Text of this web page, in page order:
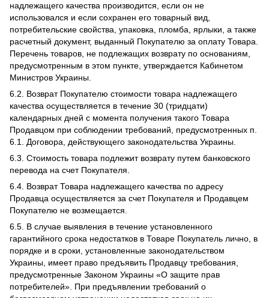
надлежащего качества производится, если он не
использовался и если сохранен его товарный вид,
потребительские свойства, упаковка, пломба, ярлыки, а также
расчетный документ, выданный Покупателю за оплату Товара.
Перечень товаров, не подлежащих возврату по основаниям,
предусмотренным в этом пункте, утверждается Кабинетом
Министров Украины.
6.2. Возврат Покупателю стоимости товара надлежащего
качества осуществляется в течение 30 (тридцати)
календарных дней с момента получения такого Товара
Продавцом при соблюдении требований, предусмотренных п.
6.1. Договора, действующего законодательства Украины.
6.3. Стоимость товара подлежит возврату путем банковского
перевода на счет Покупателя.
6.4. Возврат Товара надлежащего качества по адресу
Продавца осуществляется за счет Покупателя и Продавцем
Покупателю не возмещается.
6.5. В случае выявления в течение установленного
гарантийного срока недостатков в Товаре Покупатель лично, в
порядке и в сроки, установленные законодательством
Украины, имеет право предъявить Продавцу требования,
предусмотренные Законом Украины «О защите прав
потребителей». При предъявлении требований о